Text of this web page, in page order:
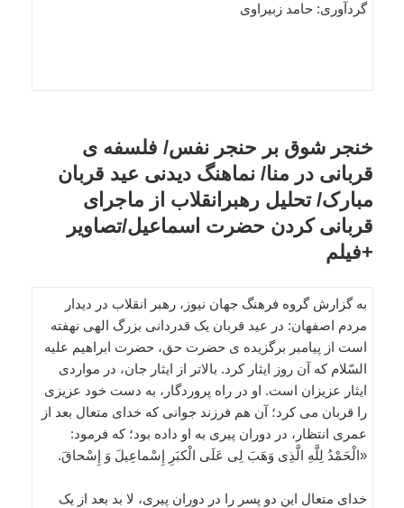
گردآوری: حامد زبیراوی
خنجر شوق بر حنجر نفس/ فلسفه ی
قربانی در منا/ نماهنگ دیدنی عید قربان
مبارک/ تحلیل رهبرانقلاب از ماجرای
قربانی کردن حضرت اسماعیل/تصاویر
+فیلم
به گزارش گروه فرهنگ جهان نیوز، رهبر انقلاب در دیدار
مردم اصفهان: در عید قربان یک قدردانی بزرگ الهی نهفته
است از پیامبر برگزیده ی حضرت حق، حضرت ابراهیم علیه
السّلام که آن روز ایثار کرد. بالاتر از ایثار جان، در مواردی
ایثار عزیزان است. او در راه پروردگار، به دست خود عزیزی
را قربان می کرد؛ آن هم فرزند جوانی که خدای متعال بعد از
عمری انتظار، در دوران پیری به او داده بود؛ که فرمود:
«الْحَمْدُ لِلَّهِ الَّذِی وَهَبَ لِی عَلَی الْکبَرِ إِسْماعِیلَ وَ إِسْحاقَ.
خدای متعال این دو پسر را در دوران پیری، لا بد بعد از یک